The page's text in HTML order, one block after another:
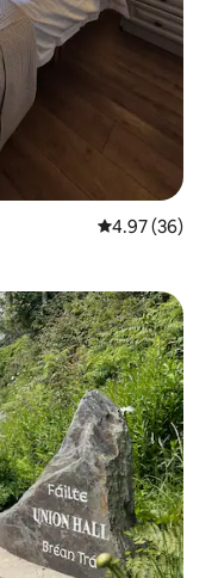
レビュー36
4.97 (36)